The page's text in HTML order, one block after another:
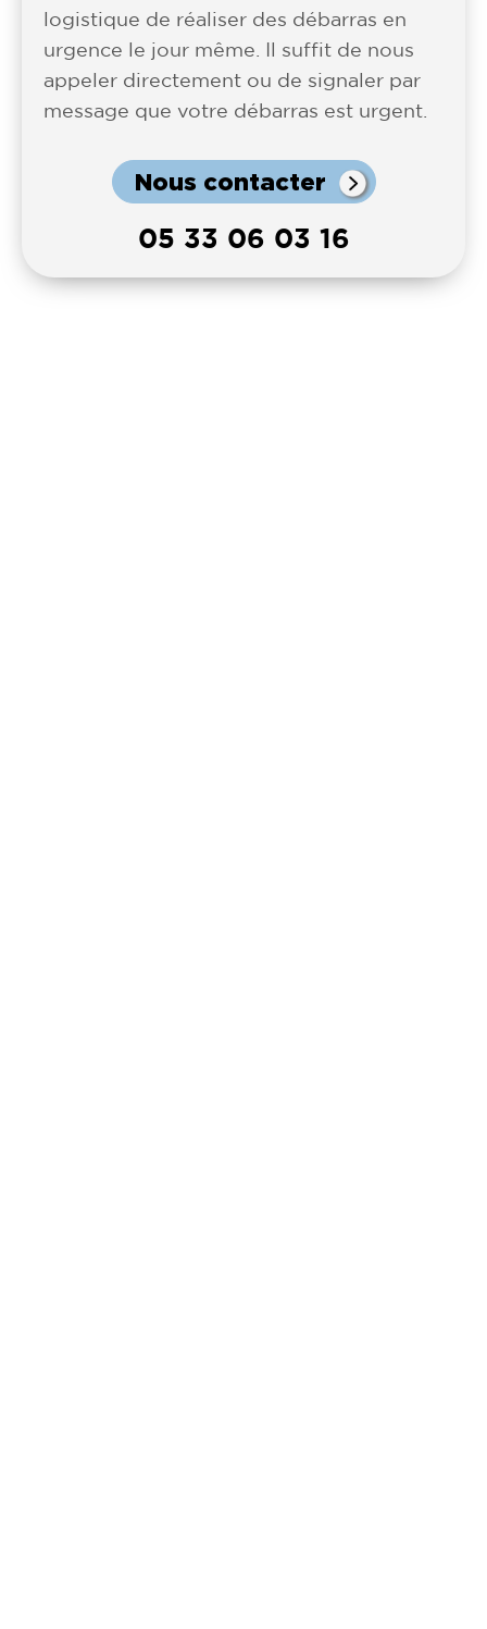
logistique de réaliser des débarras en
urgence le jour même. Il suffit de nous
appeler directement ou de signaler par
message que votre débarras est urgent.
Nous contacter
05 33 06 03 16